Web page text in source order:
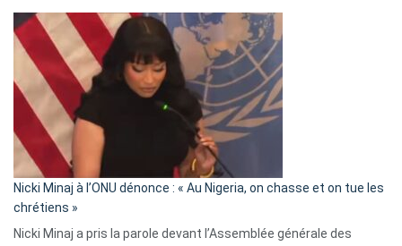
Tegnér
exulte
« Zemmour
a
tout
parle
ses
Nicki Minaj à l’ONU dénonce : « Au Nigeria, on chasse et on tue les
chrétiens »
Nicki Minaj a pris la parole devant l’Assemblée générale des